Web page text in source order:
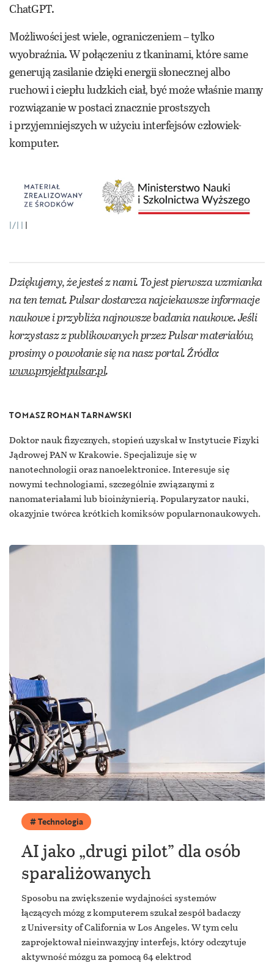
Technologia
AI jako „drugi pilot” dla osób
sparaliżowanych
Sposobu na zwiększenie wydajności systemów
łączących mózg z komputerem szukał zespół badaczy
z University of California w Los Angeles. W tym celu
zaprojektował nieinwazyjny interfejs, który odczytuje
aktywność mózgu za pomocą 64 elektrod
ChatGPT.
Możliwości jest wiele, ograniczeniem – tylko
wyobraźnia. W połączeniu z tkaninami, które same
generują zasilanie dzięki energii słonecznej albo
ruchowi i ciepłu ludzkich ciał, być może właśnie mamy
rozwiązanie w postaci znacznie prostszych
i przyjemniejszych w użyciu interfejsów człowiek-
komputer.
|/| |
Dziękujemy, że jesteś z nami. To jest pierwsza wzmianka
na ten temat. Pulsar dostarcza najciekawsze informacje
naukowe i przybliża najnowsze badania naukowe. Jeśli
korzystasz z publikowanych przez Pulsar materiałów,
prosimy o powołanie się na nasz portal. Źródło:
www.projektpulsar.pl.
TOMASZ ROMAN TARNAWSKI
Doktor nauk fizycznych, stopień uzyskał w Instytucie Fizyki
Jądrowej PAN w Krakowie. Specjalizuje się w
nanotechnologii oraz nanoelektronice. Interesuje się
nowymi technologiami, szczególnie związanymi z
nanomateriałami lub bioinżynierią. Popularyzator nauki,
okazyjnie twórca krótkich komiksów popularnonaukowych.